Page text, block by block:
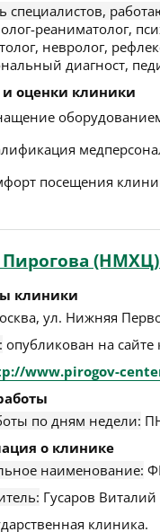
специалистов,
реаниматолог,
невролог,
диагност,
оценки клиники
посещения
клиники
, ул. Нижняя
опубликован на
www.pirogov-
по дням недели:
о клинике
наименование:
Гусаров
клиника.